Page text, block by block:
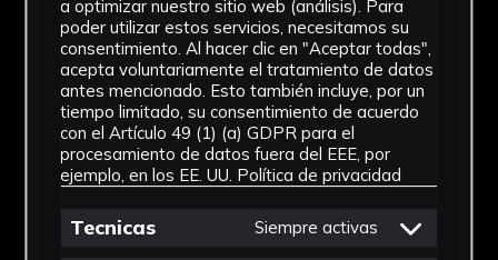
Esta es una de las piezas más originales en
cuanto a ornamento y preciosismo, realizada
en Bélgica y elaborada con plata europea. No
tiene punzón de identificación que nos ayude a
determinar dónde o cuándo se realizó
exactamente. El sistema de varillas responde
forma de garra de animal, forma muy utilizada
a optimizar nuestro sitio web (análisis). Para
poder utilizar estos servicios, necesitamos su
consentimiento. Al hacer clic en "Aceptar todas",
acepta voluntariamente el tratamiento de datos
antes mencionado. Esto también incluye, por un
tiempo limitado, su consentimiento de acuerdo
con el Artículo 49 (1) (a) GDPR para el
procesamiento de datos fuera del EEE, por
ejemplo, en los EE. UU. Política de privacidad
Tecnicas Siempre activas